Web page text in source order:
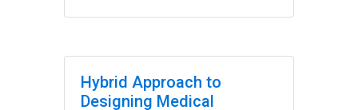
Hybrid Approach to
Designing Medical